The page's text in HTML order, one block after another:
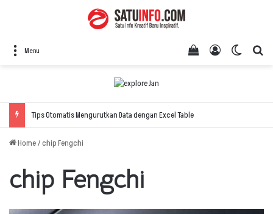
Menu Switch
Log In
View your
Tips Otomatis Mengurutkan Data dengan Excel Table
Home/chip Fengchi
chip Fengchi